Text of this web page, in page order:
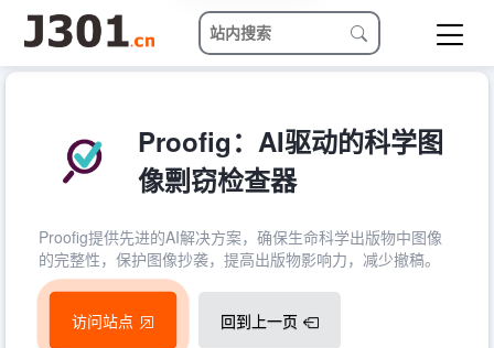
Proofig：AI驱动的科学图
像剽窃检查器
Proofig提供先进的AI解决方案，确保生命科学出版物中图像
的完整性，保护图像抄袭，提高出版物影响力，减少撤稿。
访问站点 回到上一页